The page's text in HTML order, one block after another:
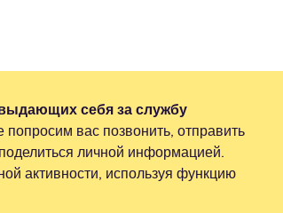
себя за службу
попросим вас позвонить, отправить
личной информацией.
активности, используя функцию